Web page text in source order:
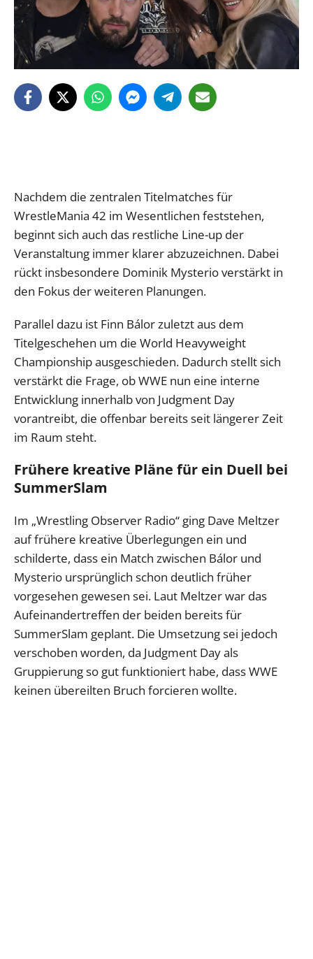
Nachdem die zentralen Titelmatches für
WrestleMania 42 im Wesentlichen feststehen,
beginnt sich auch das restliche Line-up der
Veranstaltung immer klarer abzuzeichnen. Dabei
rückt insbesondere Dominik Mysterio verstärkt in
den Fokus der weiteren Planungen.
Parallel dazu ist Finn Bálor zuletzt aus dem
Titelgeschehen um die World Heavyweight
Championship ausgeschieden. Dadurch stellt sich
verstärkt die Frage, ob WWE nun eine interne
Entwicklung innerhalb von Judgment Day
vorantreibt, die offenbar bereits seit längerer Zeit
im Raum steht.
Frühere kreative Pläne für ein Duell bei
SummerSlam
Im „Wrestling Observer Radio“ ging Dave Meltzer
auf frühere kreative Überlegungen ein und
schilderte, dass ein Match zwischen Bálor und
Mysterio ursprünglich schon deutlich früher
vorgesehen gewesen sei. Laut Meltzer war das
Aufeinandertreffen der beiden bereits für
SummerSlam geplant. Die Umsetzung sei jedoch
verschoben worden, da Judgment Day als
Gruppierung so gut funktioniert habe, dass WWE
keinen übereilten Bruch forcieren wollte.